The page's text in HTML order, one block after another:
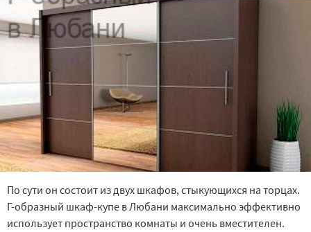
По сути он состоит из двух шкафов, стыкующихся на торцах.
Г-образный шкаф-купе в Любани максимально эффективно
использует пространство комнаты и очень вместителен.